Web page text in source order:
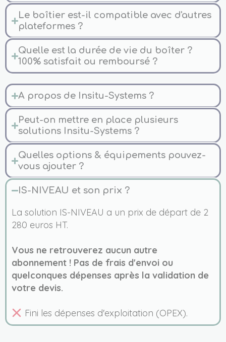
Le boîtier est-il compatible avec d'autres
plateformes ?
Quelle est la durée de vie du boîter ?
100% satisfait ou remboursé ?
A propos de Insitu-Systems ?
Peut-on mettre en place plusieurs
solutions Insitu-Systems ?
Quelles options & équipements pouvez-
vous ajouter ?
IS-NIVEAU et son prix ?
La solution IS-NIVEAU a un prix de départ de 2
280 euros HT.
Vous ne retrouverez aucun autre
abonnement ! Pas de frais d'envoi ou
quelconques dépenses après la validation de
votre devis.
Fini les dépenses d'exploitation (OPEX).